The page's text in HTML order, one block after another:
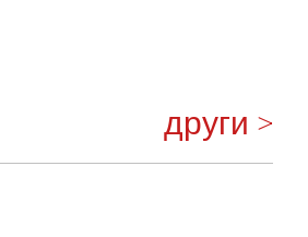
други >